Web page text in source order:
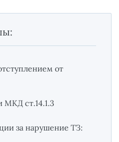
от
МКД ст.14.1.3
за нарушение ТЗ: